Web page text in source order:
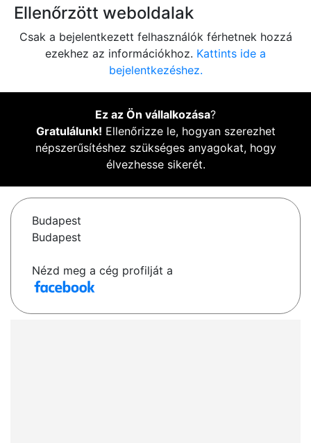
Ellenőrzött weboldalak
Csak a bejelentkezett felhasználók férhetnek hozzá
ezekhez az információkhoz. Kattints ide a
bejelentkezéshez.
Ez az Ön vállalkozása?
Gratulálunk! Ellenőrizze le, hogyan szerezhet
népszerűsítéshez szükséges anyagokat, hogy
élvezhesse sikerét.
Budapest
Budapest
Nézd meg a cég profilját a